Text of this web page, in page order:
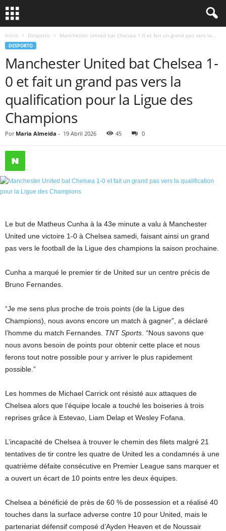
Início Desporto Manchester United bat Chelsea 1-0 et fait un grand pas vers la...
DESPORTO
Manchester United bat Chelsea 1-
0 et fait un grand pas vers la
qualification pour la Ligue des
Champions
Por Maria Almeida - 19 Abril 2026 45 0
Le but de Matheus Cunha à la 43e minute a valu à Manchester
United une victoire 1-0 à Chelsea samedi, faisant ainsi un grand
pas vers le football de la Ligue des champions la saison prochaine.
Cunha a marqué le premier tir de United sur un centre précis de
Bruno Fernandes.
“Je me sens plus proche de trois points (de la Ligue des
Champions), nous avons encore un match à gagner”, a déclaré
l’homme du match Fernandes. TNT Sports . “Nous savons que
nous avons besoin de points pour obtenir cette place et nous
ferons tout notre possible pour y arriver le plus rapidement
possible.”
Les hommes de Michael Carrick ont ​​résisté aux attaques de
Chelsea alors que l’équipe locale a touché les boiseries à trois
reprises grâce à Estevao, Liam Delap et Wesley Fofana.
L’incapacité de Chelsea à trouver le chemin des filets malgré 21
tentatives de tir contre les quatre de United les a condamnés à une
quatrième défaite consécutive en Premier League sans marquer et
a ouvert un écart de 10 points entre les deux équipes.
Chelsea a bénéficié de près de 60 % de possession et a réalisé 40
touches dans la surface adverse contre 10 pour United, mais le
partenariat défensif composé d’Ayden Heaven et de Noussair